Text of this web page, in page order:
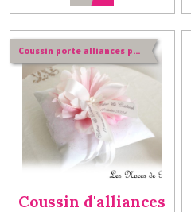
Coussin porte alliances personnalisé
Coussin d'alliances